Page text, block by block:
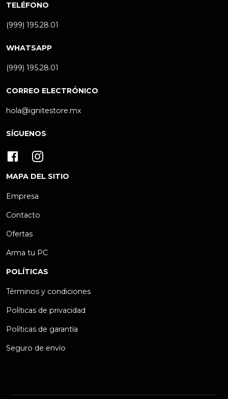
TELÉFONO
(999) 195.28.01
WHATSAPP
(999) 195.28.01
CORREO ELECTRÓNICO
hola@ignitestore.mx
SÍGUENOS
MAPA DEL SITIO
Empresa
Contacto
Ofertas
Arma tu PC
POLÍTICAS
Términos y condiciones
Políticas de privacidad
Políticas de garantía
Seguro de envío